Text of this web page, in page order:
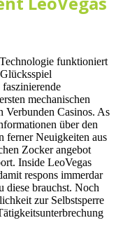
funktioniert
mechanischen
Verbunden Casinos. As
über den
ferner Neuigkeiten aus
Zocker angebot
Inside LeoVegas
respons immerdar
diese brauchst. Noch
zur Selbstsperre